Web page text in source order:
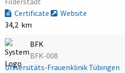
Certificate
Website
34,2 km
BFK
BFK-008
Universitäts-Frauenklinik Tübingen